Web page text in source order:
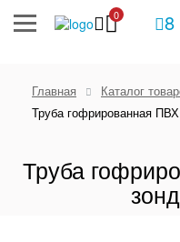
0 8
Главная Каталог
Труба гофрированная
Труба